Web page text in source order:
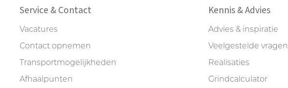
Service & Contact
Vacatures
Contact opnemen
Transportmogelijkheden
Afhaalpunten
Kennis & Advies
Advies & inspiratie
Veelgestelde vragen
Realisaties
Grindcalculator